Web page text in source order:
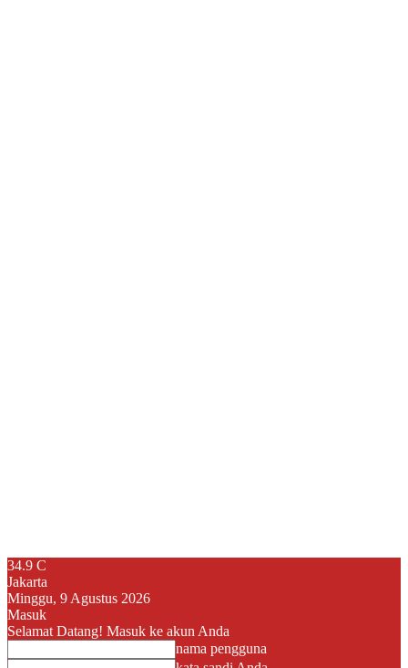
34.9 C
Jakarta
Minggu, 9 Agustus 2026
Masuk
Selamat Datang! Masuk ke akun Anda
nama pengguna